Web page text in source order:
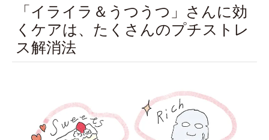
「イライラ＆うつうつ」さんに効
くケアは、たくさんのプチストレ
ス解消法